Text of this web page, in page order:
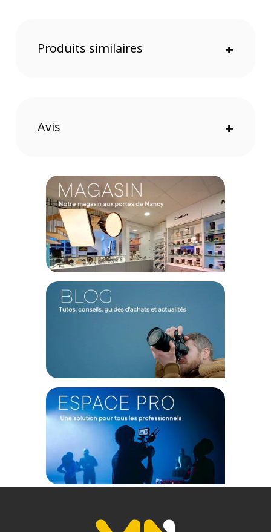
Les compartiments principaux ont des accès séparés. Vous
anti-pluie.
Caractéristiques sac à dos Manfrotto Befree III
Advanced :
GÉNÉRAL
Dimensions externes (LxPxH) : 33 x 21 x 49cm
Dimensions internes (LxPxH) : 25 x 14 x 44cm
Dimensions de l'insert (LxPxH) : 25 x 14 x 27cm
Dimensions du compartiment ordinateur (LxPxH) : 27 x 2 x
Dimensions du compartiment trépied (LxPxH) : 16 x 8 x 44cm
Volume : 25 litres
Capacité : 1 Appareil photo reflex ou hybride avec téléobjectif
monté + 6 objectifs + Ordinateur 15 pouces + Tablette 9,7
pouces + Trépied + Accessoires + Effets personnels
Matériau : Tissu synthétique
Connexion trépied : Oui
Déperlant : Oui
Une garantie de 8 ans supplémentaire vous est offerte par
CONTENU DU CARTON :
Produits similaires +
Avis +